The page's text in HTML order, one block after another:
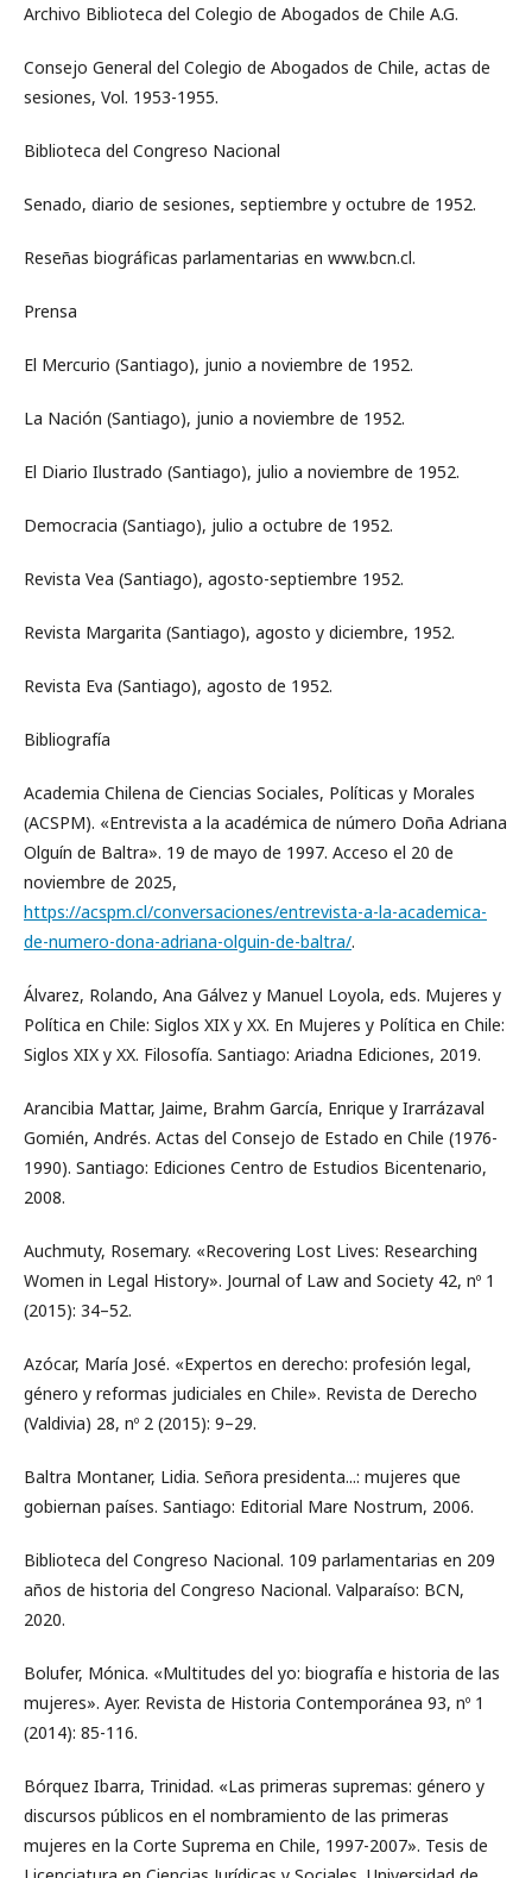
Archivo Biblioteca del Colegio de Abogados de Chile A.G.
Consejo General del Colegio de Abogados de Chile, actas de
sesiones, Vol. 1953-1955.
Biblioteca del Congreso Nacional
Senado, diario de sesiones, septiembre y octubre de 1952.
Reseñas biográficas parlamentarias en www.bcn.cl.
Prensa
El Mercurio (Santiago), junio a noviembre de 1952.
La Nación (Santiago), junio a noviembre de 1952.
El Diario Ilustrado (Santiago), julio a noviembre de 1952.
Democracia (Santiago), julio a octubre de 1952.
Revista Vea (Santiago), agosto-septiembre 1952.
Revista Margarita (Santiago), agosto y diciembre, 1952.
Revista Eva (Santiago), agosto de 1952.
Bibliografía
Academia Chilena de Ciencias Sociales, Políticas y Morales
(ACSPM). «Entrevista a la académica de número Doña Adriana
Olguín de Baltra». 19 de mayo de 1997. Acceso el 20 de
noviembre de 2025,
https://acspm.cl/conversaciones/entrevista-a-la-academica-
de-numero-dona-adriana-olguin-de-baltra/.
Álvarez, Rolando, Ana Gálvez y Manuel Loyola, eds. Mujeres y
Política en Chile: Siglos XIX y XX. En Mujeres y Política en Chile:
Siglos XIX y XX. Filosofía. Santiago: Ariadna Ediciones, 2019.
Arancibia Mattar, Jaime, Brahm García, Enrique y Irarrázaval
Gomién, Andrés. Actas del Consejo de Estado en Chile (1976-
1990). Santiago: Ediciones Centro de Estudios Bicentenario,
2008.
Auchmuty, Rosemary. «Recovering Lost Lives: Researching
Women in Legal History». Journal of Law and Society 42, nº 1
(2015): 34–52.
Azócar, María José. «Expertos en derecho: profesión legal,
género y reformas judiciales en Chile». Revista de Derecho
(Valdivia) 28, nº 2 (2015): 9–29.
Baltra Montaner, Lidia. Señora presidenta...: mujeres que
gobiernan países. Santiago: Editorial Mare Nostrum, 2006.
Biblioteca del Congreso Nacional. 109 parlamentarias en 209
años de historia del Congreso Nacional. Valparaíso: BCN,
2020.
Bolufer, Mónica. «Multitudes del yo: biografía e historia de las
mujeres». Ayer. Revista de Historia Contemporánea 93, nº 1
(2014): 85-116.
Bórquez Ibarra, Trinidad. «Las primeras supremas: género y
discursos públicos en el nombramiento de las primeras
mujeres en la Corte Suprema en Chile, 1997-2007». Tesis de